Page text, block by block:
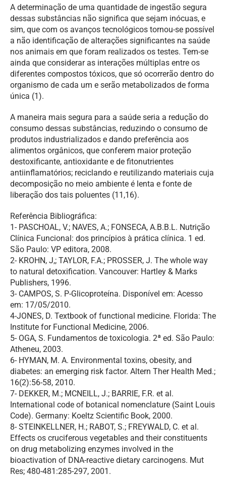
A determinação de uma quantidade de ingestão segura
dessas substâncias não significa que sejam inócuas, e
sim, que com os avanços tecnológicos tornou-se possível
a não identificação de alterações significantes na saúde
nos animais em que foram realizados os testes. Tem-se
ainda que considerar as interações múltiplas entre os
diferentes compostos tóxicos, que só ocorrerão dentro do
organismo de cada um e serão metabolizados de forma
única (1).
A maneira mais segura para a saúde seria a redução do
consumo dessas substâncias, reduzindo o consumo de
produtos industrializados e dando preferência aos
alimentos orgânicos, que conferem maior proteção
destoxificante, antioxidante e de fitonutrientes
antiinflamatórios; reciclando e reutilizando materiais cuja
decomposição no meio ambiente é lenta e fonte de
liberação dos tais poluentes (11,16).
Referência Bibliográfica:
1- PASCHOAL, V.; NAVES, A.; FONSECA, A.B.B.L. Nutrição
Clínica Funcional: dos princípios à prática clínica. 1 ed.
São Paulo: VP editora, 2008.
2- KROHN, J,; TAYLOR, F.A.; PROSSER, J. The whole way
to natural detoxification. Vancouver: Hartley & Marks
Publishers, 1996.
3- CAMPOS, S. P-Glicoproteína. Disponível em: Acesso
em: 17/05/2010.
4-JONES, D. Textbook of functional medicine. Florida: The
Institute for Functional Medicine, 2006.
5- OGA, S. Fundamentos de toxicologia. 2ª ed. São Paulo:
Atheneu, 2003.
6- HYMAN, M. A. Environmental toxins, obesity, and
diabetes: an emerging risk factor. Altern Ther Health Med.;
16(2):56-58, 2010.
7- DEKKER, M.; MCNEILL, J.; BARRIE, F.R. et al.
International code of botanical nomenclature (Saint Louis
Code). Germany: Koeltz Scientific Book, 2000.
8- STEINKELLNER, H.; RABOT, S.; FREYWALD, C. et al.
Effects os cruciferous vegetables and their constituents
on drug metabolizing enzymes involved in the
bioactivation of DNA-reactive dietary carcinogens. Mut
Res; 480-481:285-297, 2001.